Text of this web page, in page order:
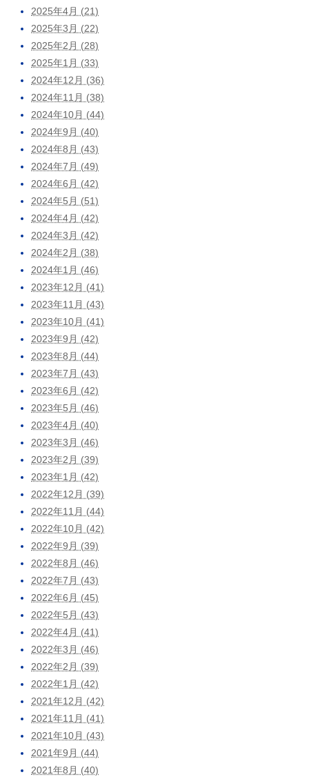
2025年4月 (21)
2025年3月 (22)
2025年2月 (28)
2025年1月 (33)
2024年12月 (36)
2024年11月 (38)
2024年10月 (44)
2024年9月 (40)
2024年8月 (43)
2024年7月 (49)
2024年6月 (42)
2024年5月 (51)
2024年4月 (42)
2024年3月 (42)
2024年2月 (38)
2024年1月 (46)
2023年12月 (41)
2023年11月 (43)
2023年10月 (41)
2023年9月 (42)
2023年8月 (44)
2023年7月 (43)
2023年6月 (42)
2023年5月 (46)
2023年4月 (40)
2023年3月 (46)
2023年2月 (39)
2023年1月 (42)
2022年12月 (39)
2022年11月 (44)
2022年10月 (42)
2022年9月 (39)
2022年8月 (46)
2022年7月 (43)
2022年6月 (45)
2022年5月 (43)
2022年4月 (41)
2022年3月 (46)
2022年2月 (39)
2022年1月 (42)
2021年12月 (42)
2021年11月 (41)
2021年10月 (43)
2021年9月 (44)
2021年8月 (40)